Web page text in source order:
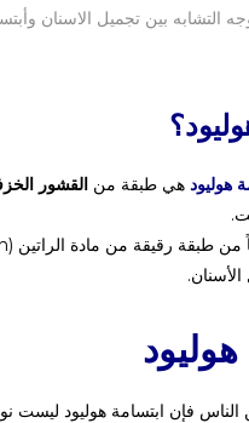
التشابه بين تجميل الاسنان
هوليود هي طبقة من القشور
هوليود
فإن ابتسامة هوليود ليست